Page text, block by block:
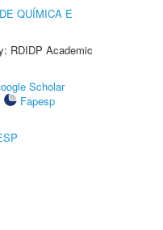
QUÍMICA E
RDIDP Academic
Scholar
Fapesp